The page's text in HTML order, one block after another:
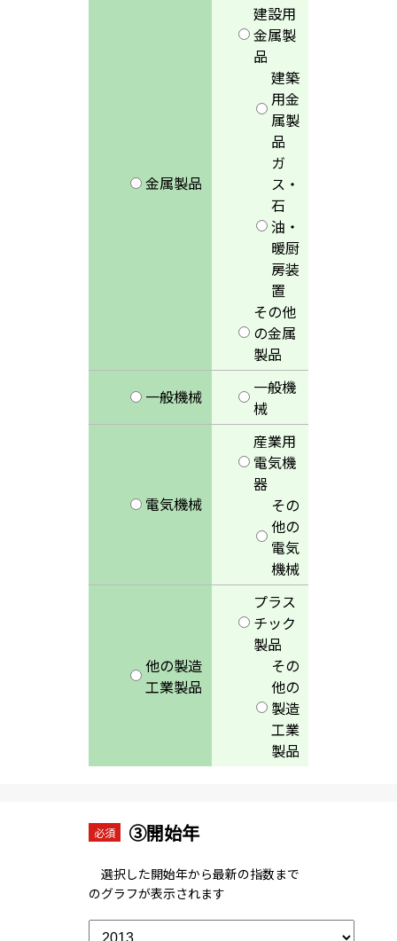
金属製品
建設用
金属製
品
建築
用金
属製
品
ガ
ス・
石
油・
暖厨
房装
置
その他
の金属
製品
一般機械
一般機
械
電気機械
産業用
電気機
器
その
他の
電気
機械
他の製造
工業製品
プラス
チック
製品
その
他の
製造
工業
製品
必須 ③開始年
選択した開始年から最新の指数まで
のグラフが表示されます